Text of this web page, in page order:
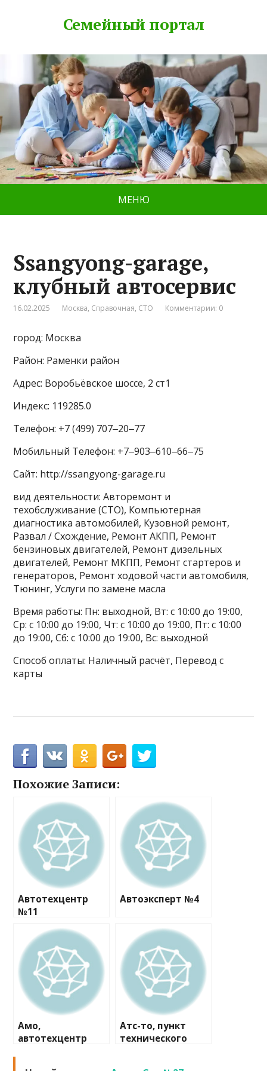
Семейный портал
МЕНЮ
Ssangyong-garage,
клубный автосервис
16.02.2025 Москва, Справочная, СТО Комментарии: 0
город: Москва
Район: Раменки район
Адрес: Воробьёвское шоссе, 2 ст1
Индекс: 119285.0
Телефон: +7 (499) 707‒20‒77
Мобильный Телефон: +7‒903‒610‒66‒75
Сайт: http://ssangyong-garage.ru
вид деятельности: Авторемонт и
техобслуживание (СТО), Компьютерная
диагностика автомобилей, Кузовной ремонт,
Развал / Схождение, Ремонт АКПП, Ремонт
бензиновых двигателей, Ремонт дизельных
двигателей, Ремонт МКПП, Ремонт стартеров и
генераторов, Ремонт ходовой части автомобиля,
Тюнинг, Услуги по замене масла
Время работы: Пн: выходной, Вт: с 10:00 до 19:00,
Ср: с 10:00 до 19:00, Чт: с 10:00 до 19:00, Пт: с 10:00
до 19:00, Сб: с 10:00 до 19:00, Вс: выходной
Способ оплаты: Наличный расчёт, Перевод с
карты
Похожие Записи:
Автотехцентр
№11
Автоэксперт №4
Амо,
автотехцентр
Атс-то, пункт
технического